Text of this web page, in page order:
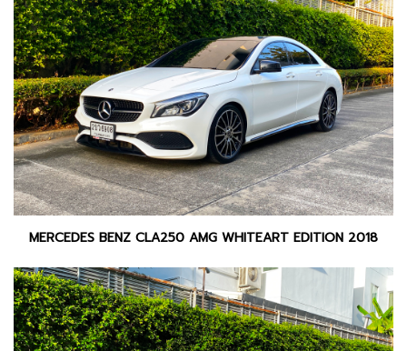
MERCEDES BENZ CLA250 AMG WHITEART EDITION 2018